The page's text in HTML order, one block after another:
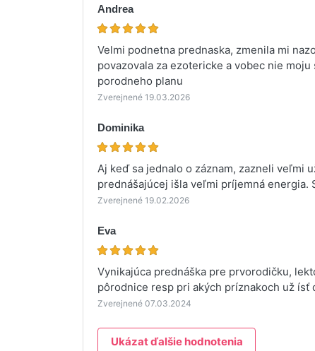
Andrea
Velmi podnetna prednaska, zmenila mi
povazovala za ezotericke a vobec nie
porodneho planu
Zverejnené 19.03.2026
Dominika
Aj keď sa jednalo o záznam, zazneli veľmi
prednášajúcej išla veľmi príjemná energia.
Zverejnené 19.02.2026
Eva
Vynikajúca prednáška pre prvorodičku,
pôrodnice resp pri akých príznakoch už ísť
Zverejnené 07.03.2024
Ukázat ďalšie hodnotenia